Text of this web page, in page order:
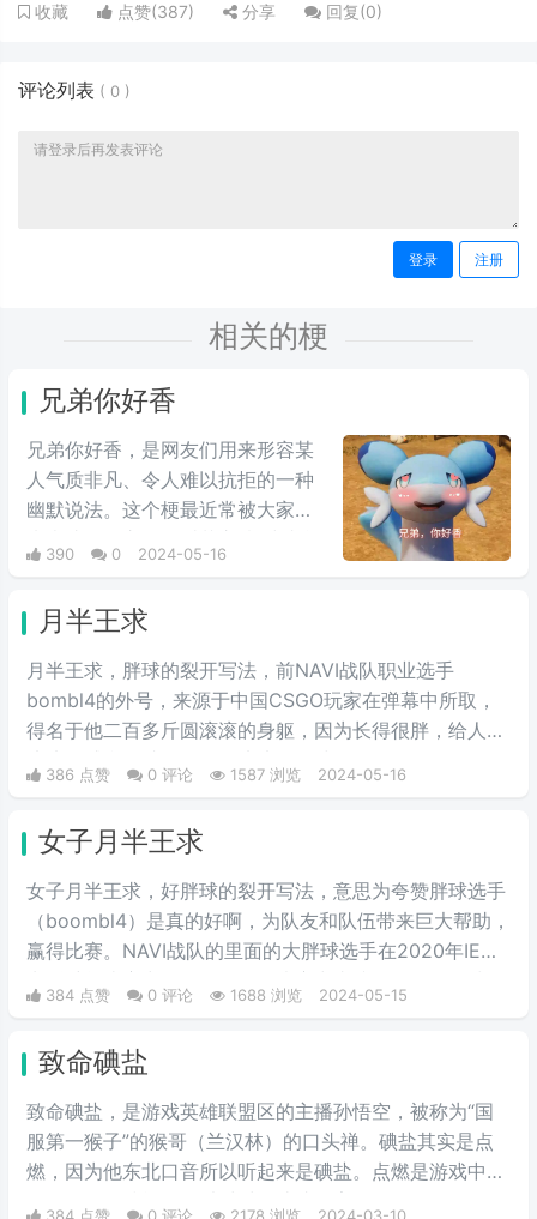
收藏 点赞(387) 分享 回复(0)
评论列表 ( 0 )
登录 注册
相关的梗
兄弟你好香
兄弟你好香，是网友们用来形容某
人气质非凡、令人难以抗拒的一种
幽默说法。这个梗最近常被大家用
来表达同性之间的爱慕之情/或者单
纯跟风玩梗。最初来自qq用户云溪
情互动的表情包，此时这个梗已经
初具雏形。而后来随着chikawa的
流行，有网友开始给chikawa配上
这类文字，两者融合后意外爆火，
390 0 2024-05-16
月半王求
月半王求，胖球的裂开写法，前NAVI战队职业选手
bombl4的外号，来源于中国CSGO玩家在弹幕中所取，
得名于他二百多斤圆滚滚的身躯，因为长得很胖，给人圆
386 点赞 0 评论 1587 浏览 2024-05-16
女子月半王求
女子月半王求，好胖球的裂开写法，意思为夸赞胖球选手
（boombl4）是真的好啊，为队友和队伍带来巨大帮助，
赢得比赛。NAVI战队的里面的大胖球选手在2020年IEM
卡托维兹比赛中超级发挥，在决赛中直接化身邪恶胖球，
带领NAVI战队战胜A队和G2，夺得冠军。
384 点赞 0 评论 1688 浏览 2024-05-15
致命碘盐
致命碘盐，是游戏英雄联盟区的主播孙悟空，被称为“国
服第一猴子”的猴哥（兰汉林）的口头禅。碘盐其实是点
燃，因为他东北口音所以听起来是碘盐。点燃是游戏中的
一个召唤师技能，可以对对面造成伤害。
384 点赞 0 评论 2178 浏览 2024-03-10